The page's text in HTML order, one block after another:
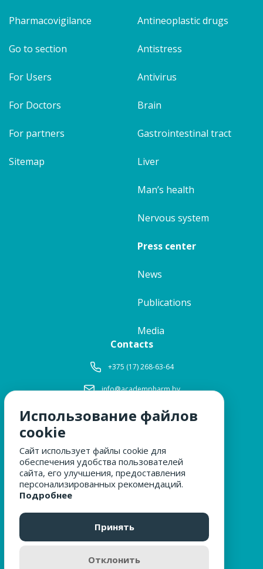
Pharmacovigilance
Go to section
For Users
For Doctors
For partners
Sitemap
Antineoplastic drugs
Antistress
Antivirus
Brain
Gastrointestinal tract
Liver
Man’s health
Nervous system
Press center
News
Publications
Media
Contacts
+375 (17) 268-63-64
info@academpharm.by
Working hours
8: 30-17: 15
Lunch:12: 00-12: 30
Sat, Sun:closed
WE ARE FOR SAFETY
CONSUMER COMPLAINTS
Использование файлов
cookie
Сайт использует файлы cookie для
обеспечения удобства пользователей
сайта, его улучшения, предоставления
персонализированных рекомендаций.
Подробнее
Принять
Отклонить